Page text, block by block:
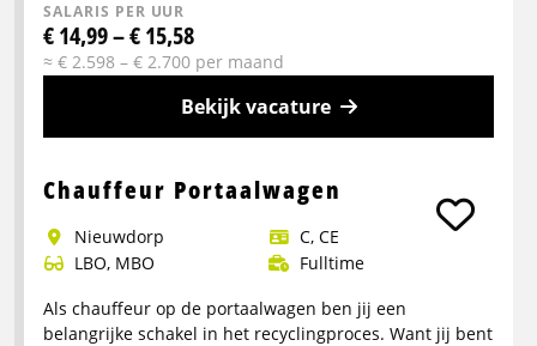
SALARIS PER UUR
€ 14,99 – € 15,58
≈ € 2.598 – € 2.700 per maand
Bekijk vacature
info
Bijbaan
bijrijder
horecabenodigdheden
Chauffeur Portaalwagen
Nieuwdorp
C, CE
LBO, MBO
Fulltime
Als chauffeur op de portaalwagen ben jij een
belangrijke schakel in het recyclingproces. Want jij bent